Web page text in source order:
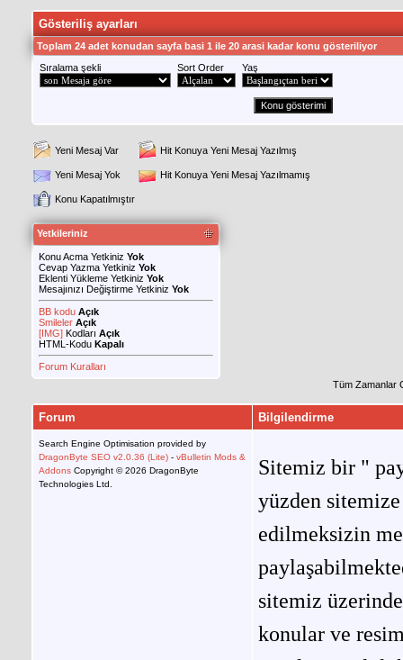
Gösteriliş ayarları
Toplam 24 adet konudan sayfa basi 1 ile 20 arasi kadar konu gösteriliyor
Sıralama şekli
Sort Order Yaş
Yeni Mesaj Var Hit Konuya Yeni Mesaj Yazılmış
Yeni Mesaj Yok Hit Konuya Yeni Mesaj Yazılmamış
Konu Kapatılmıştır
Yetkileriniz
Konu Acma Yetkiniz Yok
Cevap Yazma Yetkiniz Yok
Eklenti Yükleme Yetkiniz Yok
Mesajınızı Değiştirme Yetkiniz Yok
BB kodu Açık
Smileler Açık
[IMG] Kodları Açık
HTML-Kodu Kapalı
Forum Kuralları
Tüm Zamanlar
Forum Bilgilendirme
Search Engine Optimisation provided by
DragonByte SEO v2.0.36 (Lite) - vBulletin Mods &
Addons Copyright © 2026 DragonByte
Technologies Ltd.
Sitemiz bir "
yüzden
edilmeksizin
sitemiz
konular ve